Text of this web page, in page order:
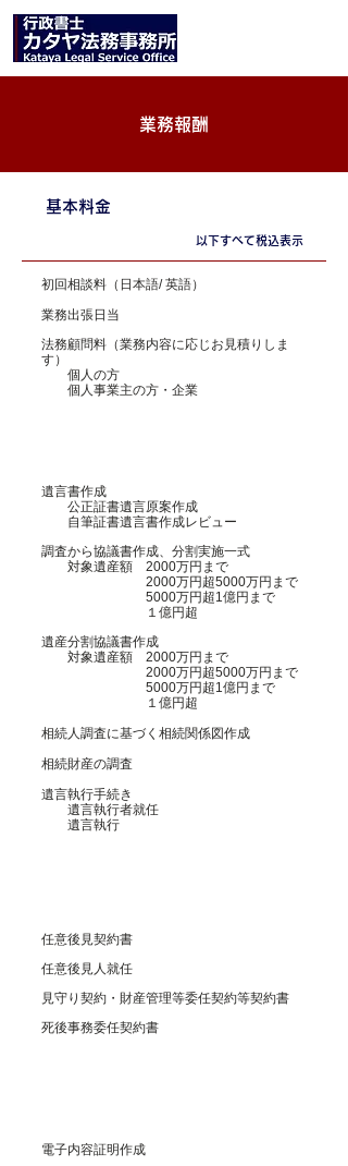
業務報酬
​基本料金
以下すべて税込表示
初回相談料（日本語/ 英語）
​業務出張日当
法務顧問料（業務内容に応じお見積りしま
す）
個人の方
個人事業主の方・企業
遺言書作成
公正証書遺言原案作成
自筆証書遺言書作成レビュー
​調査から協議書作成、分割実施一式
対象遺産額 2000万円まで
2000万円超5000万円まで
5000万円超1億円まで
１億円超
遺産分割協議書作成
対象遺産額 2000万円まで
2000万円超5000万円まで
5000万円超1億円まで
１億円超
相続人調査に基づく相続関係図作成
相続財産の調査
​遺言執行手続き
遺言執行者就任
遺言執行
任意後見契約書
任意後見人就任
見守り契約・財産管理等委任契約等契約書
死後事務委任契約書
電子内容証明作成